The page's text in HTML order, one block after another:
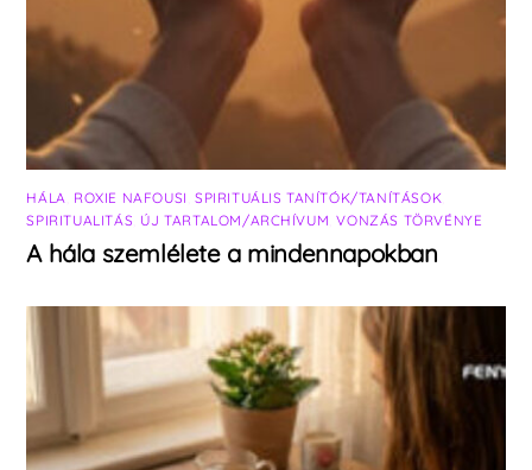
HÁLA ROXIE NAFOUSI SPIRITUÁLIS TANÍTÓK/TANÍTÁSOK
SPIRITUALITÁS ÚJ TARTALOM/ARCHÍVUM ,VONZÁS TÖRVÉNYE
A hála szemlélete a mindennapokban